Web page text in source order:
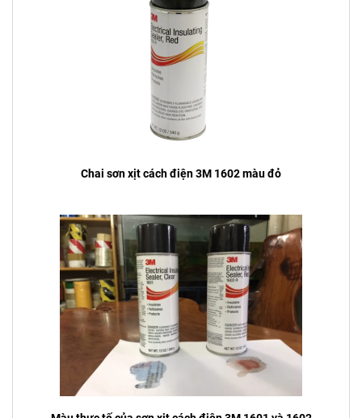
Chai sơn xịt cách điện 3M 1602 màu đỏ